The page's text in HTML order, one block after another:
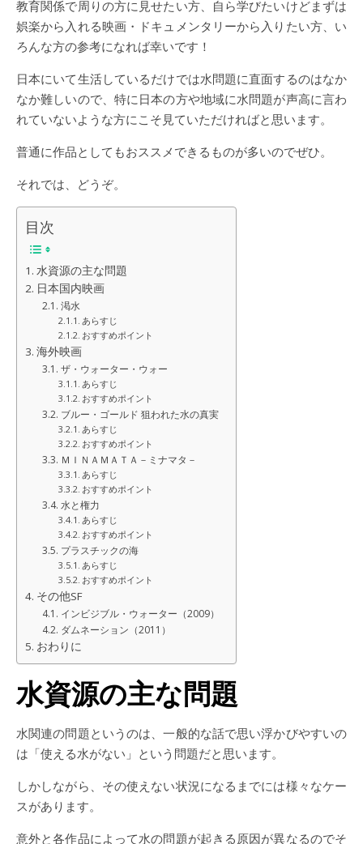
教育関係で周りの方に見せたい方、自ら学びたいけどまずは
娯楽から入れる映画・ドキュメンタリーから入りたい方、い
ろんな方の参考になれば幸いです！
日本にいて生活しているだけでは水問題に直面するのはなか
なか難しいので、特に日本の方や地域に水問題が声高に言わ
れていないような方にこそ見ていただければと思います。
普通に作品としてもおススメできるものが多いのでぜひ。
それでは、どうぞ。
目次
水資源の主な問題
日本国内映画
渇水
あらすじ
おすすめポイント
海外映画
ザ・ウォーター・ウォー
あらすじ
おすすめポイント
ブルー・ゴールド 狙われた水の真実
あらすじ
おすすめポイント
ＭＩＮＡＭＡＴＡ－ミナマタ－
あらすじ
おすすめポイント
水と権力
あらすじ
おすすめポイント
プラスチックの海
あらすじ
おすすめポイント
その他SF
インビジブル・ウォーター（2009）
ダムネーション（2011）
おわりに
水資源の主な問題
水関連の問題というのは、一般的な話で思い浮かびやすいの
は「使える水がない」という問題だと思います。
しかしながら、その使えない状況になるまでには様々なケー
スがあります。
意外と各作品によって水の問題が起きる原因が異なるのでそ